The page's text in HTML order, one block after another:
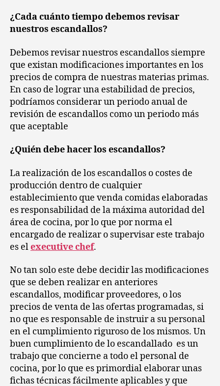
¿Cada cuánto tiempo debemos revisar
nuestros escandallos?
Debemos revisar nuestros escandallos siempre
que existan modificaciones importantes en los
precios de compra de nuestras materias primas.
En caso de lograr una estabilidad de precios,
podríamos considerar un periodo anual de
revisión de escandallos como un periodo más
que aceptable
¿Quién debe hacer los escandallos?
La realización de los escandallos o costes de
producción dentro de cualquier
establecimiento que venda comidas elaboradas
es responsabilidad de la máxima autoridad del
área de cocina, por lo que por norma el
encargado de realizar o supervisar este trabajo
es elexecutive chef.
No tan solo este debe decidir las modificaciones
que se deben realizar en anteriores
escandallos, modificar proveedores, o los
precios de venta de las ofertas programadas, si
no que es responsable de instruir a su personal
en el cumplimiento riguroso de los mismos. Un
buen cumplimiento de lo escandallado es un
trabajo que concierne a todo el personal de
cocina, por lo que es primordial elaborar unas
fichas técnicas fácilmente aplicables y que